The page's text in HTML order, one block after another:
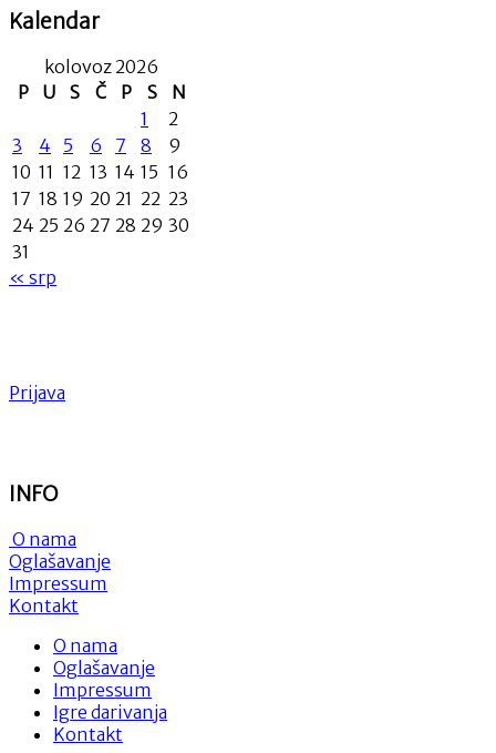
Kalendar
kolovoz 2026
P
U S Č P S
N
1
2
3
4 5 6 7 8
9
10 11 12 13 14 15 16
17 18 19 20 21 22 23
24 25 26 27 28 29 30
31
« srp
Prijava
INFO
O nama
Oglašavanje
Impressum
Kontakt
O nama
Oglašavanje
Impressum
Igre darivanja
Kontakt